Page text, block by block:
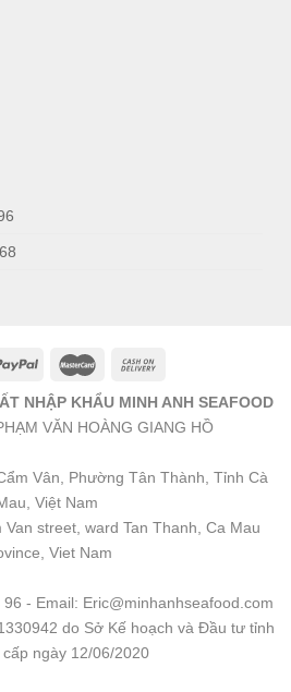
NHẬP KHẨU MINH ANH SEAFOOD
VĂN HOÀNG GIANG HỒ
Vân, Phường Tân Thành, Tỉnh Cà
Việt Nam
Van street, ward Tan Thanh, Ca Mau
Viet Nam
- Email: Eric@minhanhseafood.com
do Sở Kế hoạch và Đầu tư tỉnh
ngày 12/06/2020